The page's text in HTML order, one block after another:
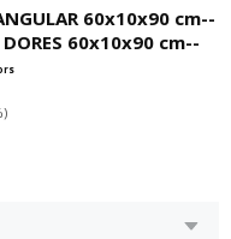
60x10x90 cm--
DORES 60x10x90 cm--